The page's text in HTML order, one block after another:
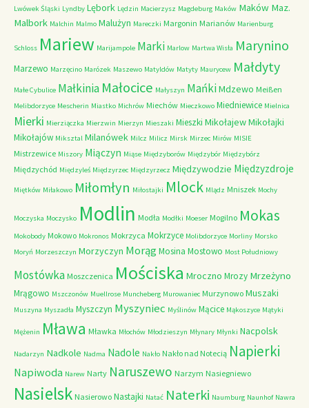
Lwówek Śląski Lyndby Lębork Lędzin Macierzysz Magdeburg Maków Maków Maz.
Malbork Malchin Malmo Malużyn Mareczki Margonin Marianów Marienburg
Schloss Mariew Marijampole Marki Marlow Martwa Wisła Marynino
Marzewo Marzęcino Marózek Maszewo Matyldów Matyty Maurycew Małdyty
Małe Cybulice Małkinia Małocice Małyszyn MańkiMdzewo Meißen
Melibdorzyce Mescherin Miastko Michrów Miechów Mieczkowo Miedniewice Mielnica
Mierki Mierziączka Mierzwin Mierzyn Mieszaki Mieszki MikołajewMikołajki
Mikołajów Miksztal Milanówek Milcz Milicz Mirsk Mirzec Mirów MISIE
Mistrzewice Miszory Miączyn Miąse Międzyborów Międzybór Międzybórz
Międzychód Międzyleś Międzyrzec Międzyrzecz Międzywodzie Międzyzdroje
Miętków Miłakowo Miłomłyn Miłostajki Mlock Mlądz Mniszek Mochy
Moczyska Moczysko Modlin Modła Modłki Moeser Mogilno Mokas
Mokobody Mokowo Mokronos Mokrzyca Mokrzyce Molibdorzyce Morliny Morsko
Moryń Morzeszczyn Morzyczyn MorągMosina Mostowo Most Południowy
Mostówka Moszczenica Mościska Mroczno Mrozy Mrzeżyno
Mrągowo Mszczonów Muellrose Muncheberg Murowaniec Murzynowo Muszaki
Muszyna Myszadła Myszczyn Myszyniec Myślinów Mącice Mąkoszyce Mątyki
Mężenin Mława Mławka Młochów Młodzieszyn Młynary Młynki Nacpolsk
Nadarzyn Nadkole Nadma Nadole Nakło Nakło nad Notecią Napierki
Napiwoda Narew Narty Naruszewo Narzym Nasiegniewo
Nasielsk Nasierowo Nastajki Natać Naterki Naumburg Naunhof Nawra